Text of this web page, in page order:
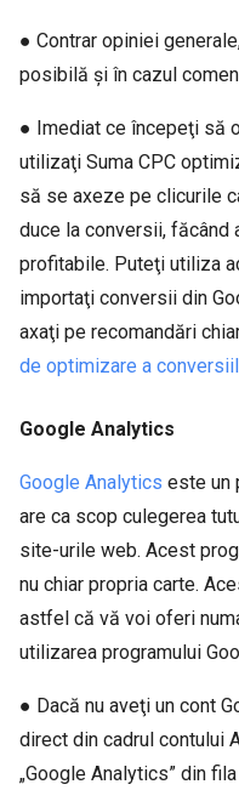
● Contrar opiniei
posibilă şi în cazul
● Imediat ce începeţi să
utilizaţi Suma CPC
să se axeze pe clicurile
duce la conversii, făcând
profitabile. Puteţi utiliza
importaţi conversii din
axaţi pe recomandări
de optimizare a
Google Analytics
Google Analytics este un
are ca scop culegerea
site-urile web. Acest
nu chiar propria carte.
astfel că vă voi oferi
utilizarea programului
● Dacă nu aveţi un cont
direct din cadrul contului
„Google Analytics” din